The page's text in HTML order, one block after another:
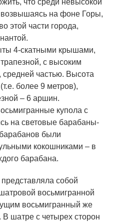
что среди невысокой
возвышаясь на фоне Горы,
этой части города,
4-скатными крышами,
с высоким
частью. Высота
более 9 метров),
– 6 аршин.
купола с
на световые барабаны-
были
кокошниками – в
барабана.
собой
восьмигранной
восьмигранный же
В шатре с четырех сторон